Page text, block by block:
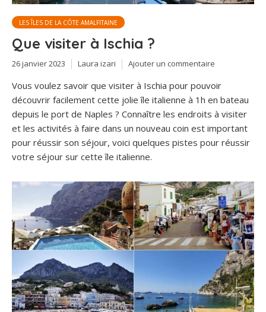
LES ÎLES DE LA CÔTE AMALFITAINE
Que visiter à Ischia ?
26 janvier 2023 Laura izari Ajouter un commentaire
Vous voulez savoir que visiter à Ischia pour pouvoir
découvrir facilement cette jolie île italienne à 1h en bateau
depuis le port de Naples ? Connaître les endroits à visiter
et les activités à faire dans un nouveau coin est important
pour réussir son séjour, voici quelques pistes pour réussir
votre séjour sur cette île italienne.